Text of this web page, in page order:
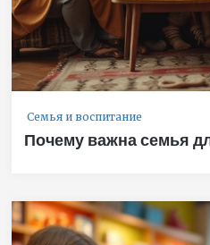
Семья и воспитание
Почему важна семья